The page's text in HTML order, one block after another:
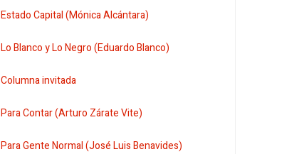
Estado Capital (Mónica Alcántara)
Lo Blanco y Lo Negro (Eduardo Blanco)
Columna invitada
Para Contar (Arturo Zárate Vite)
Para Gente Normal (José Luis Benavides)